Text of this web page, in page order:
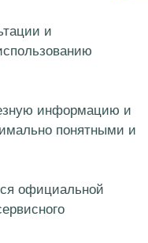
и
информацию и
понятными и
официальной